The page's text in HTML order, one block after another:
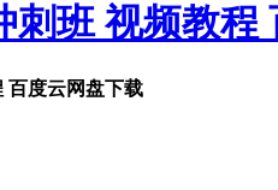
刺班 视频教程
百度云网盘下载